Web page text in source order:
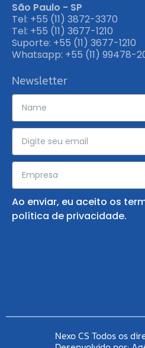
São Paulo - SP
Tel: +55 (11) 3872-3370
Tel: +55 (11) 3677-1210
Suporte: +55 (11) 3677-1210
Whatsapp: +55 (11) 99478-
Newsletter
Ao enviar, eu aceito os
política de privacidade.
Nexo CS Todos os